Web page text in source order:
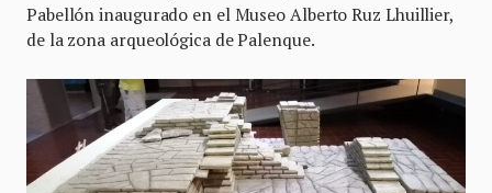
Pabellón inaugurado en el Museo Alberto Ruz Lhuillier,
de la zona arqueológica de Palenque.